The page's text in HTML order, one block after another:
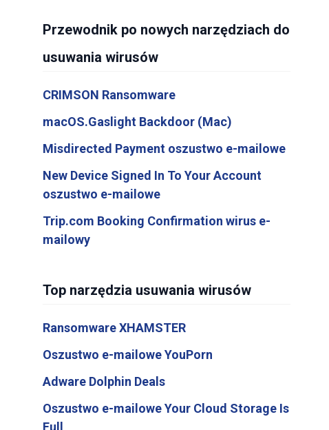
Przewodnik po nowych narzędziach do
usuwania wirusów
CRIMSON Ransomware
macOS.Gaslight Backdoor (Mac)
Misdirected Payment oszustwo e-mailowe
New Device Signed In To Your Account
oszustwo e-mailowe
Trip.com Booking Confirmation wirus e-
mailowy
Top narzędzia usuwania wirusów
Ransomware XHAMSTER
Oszustwo e-mailowe YouPorn
Adware Dolphin Deals
Oszustwo e-mailowe Your Cloud Storage Is
Full